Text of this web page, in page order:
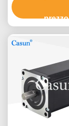
prezzo